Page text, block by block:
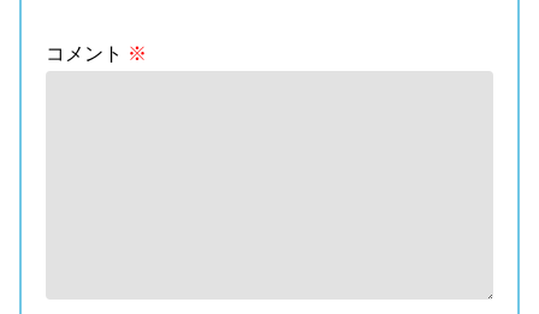
コメント ※